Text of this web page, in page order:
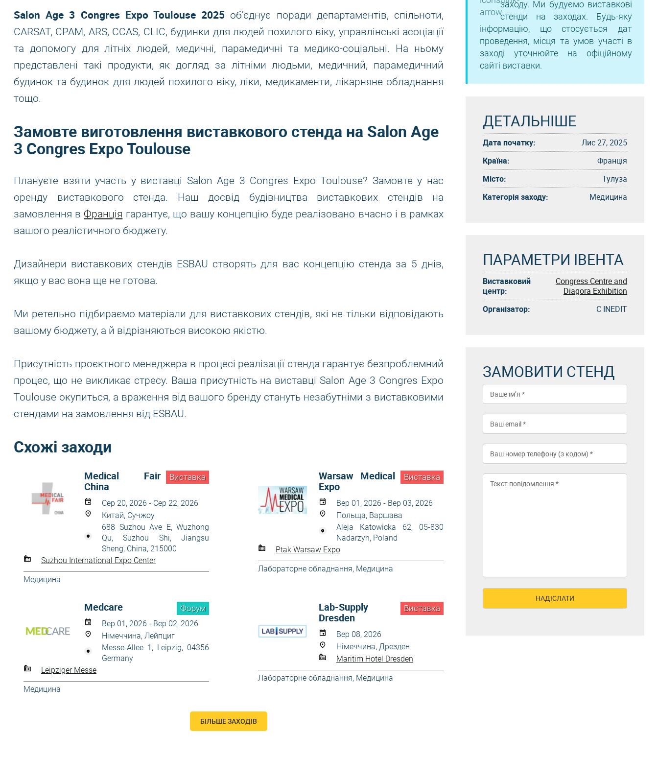
Salon Age 3 Congres Expo Toulouse 2025 об'єднує поради департаментів, спільноти,
CARSAT, CPAM, ARS, CCAS, CLIC, будинки для людей похилого віку, управлінські асоціації
та допомогу для літніх людей, медичні, парамедичні та медико-соціальні. На ньому
представлені такі продукти, як догляд за літніми людьми, медичний, парамедичний
будинок та будинок для людей похилого віку, ліки, медикаменти, лікарняне обладнання
тощо.
Замовте виготовлення виставкового стенда на Salon Age
3 Congres Expo Toulouse
Плануєте взяти участь у виставці Salon Age 3 Congres Expo Toulouse? Замовте у нас
оренду виставкового стенда. Наш досвід будівництва виставкових стендів на
замовлення вФранція гарантує, що вашу концепцію буде реалізовано вчасно і в рамках
вашого реалістичного бюджету.
Дизайнери виставкових стендів ESBAU створять для вас концепцію стенда за 5 днів,
якщо у вас вона ще не готова.
Ми ретельно підбираємо матеріали для виставкових стендів, які не тільки відповідають
вашому бюджету, а й відрізняються високою якістю.
Присутність проєктного менеджера в процесі реалізації стенда гарантує безпроблемний
процес, що не викликає стресу. Ваша присутність на виставці Salon Age 3 Congres Expo
Toulouse окупиться, а враження від вашого бренду стануть незабутніми з виставковими
стендами на замовлення від ESBAU.
Схожі заходи
Виставка
Medical Fair
China
Сер 20, 2026 - Сер 22, 2026
Китай, Сучжоу
688 Suzhou Ave E, Wuzhong
Qu, Suzhou Shi, Jiangsu
Sheng, China, 215000
Suzhou International Expo Center
Медицина
Виставка
Warsaw Medical
Expo
Вер 01, 2026 - Вер 03, 2026
Польща, Варшава
Aleja Katowicka 62, 05-830
Nadarzyn, Poland
Ptak Warsaw Expo
Лабораторне обладнання, Медицина
Форум
Medcare
Вер 01, 2026 - Вер 02, 2026
Німеччина, Лейпциг
Messe-Allee 1, Leipzig, 04356
Germany
Leipziger Messe
Медицина
Виставка
Lab-Supply
Dresden
Вер 08, 2026
Німеччина, Дрезден
Maritim Hotel Dresden
Лабораторне обладнання, Медицина
БІЛЬШЕ ЗАХОДІВ
заходу. Ми будуємо виставкові
стенди на заходах. Будь-яку
інформацію, що стосується дат
проведення, місця та умов участі в
заході уточнюйте на офіційному
сайті виставки.
ДЕТАЛЬНІШЕ
Дата початку:
Лис 27, 2025
Країна:
Франція
Місто:
Тулуза
Категорія заходу:
Медицина
ПАРАМЕТРИ ІВЕНТА
Виставковий
центр:
Congress Centre and
Diagora Exhibition
Організатор:
C INEDIT
ЗАМОВИТИ СТЕНД